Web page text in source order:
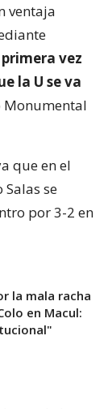
ventaja
vez
la U se va
Monumental
que en el
se
por 3-2 en
la mala racha
en Macul: